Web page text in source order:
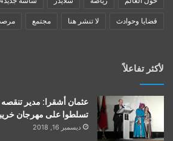
قضايا وحوادث لا تنشر هنا مجتمع
لأكثر تفاعلاً
عثمان أشقرا: مدير تنقصه
تسلطوا على مهرجان
ديسمبر 16, 2018